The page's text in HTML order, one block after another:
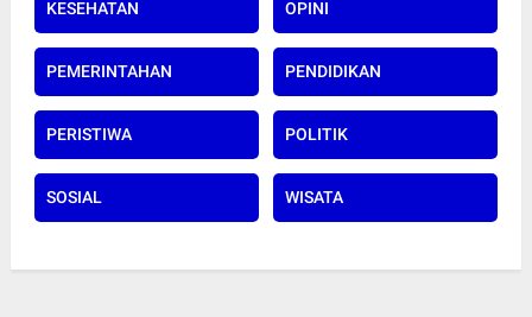
KESEHATAN OPINI
PEMERINTAHAN PENDIDIKAN
PERISTIWA POLITIK
SOSIAL WISATA